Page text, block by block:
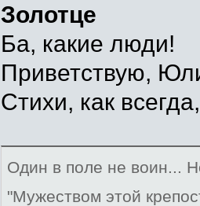
Золотце
Ба, какие люди!
Приветствую,
Стихи, как
Один в поле не воин...
"Мужеством этой